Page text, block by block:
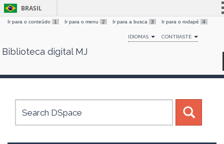
Skip
BRASIL
Simplifique!
Comunica BR
Canais
Ir para o conteúdo 1 Ir para o menu 2 Ir para a busca 3 Ir para o rodapé 4
IDIOMAS CONTRASTE
Biblioteca digital MJ